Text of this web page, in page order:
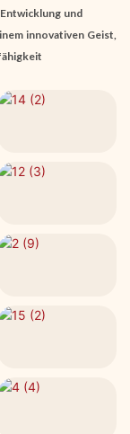
und
innovativen Geist,